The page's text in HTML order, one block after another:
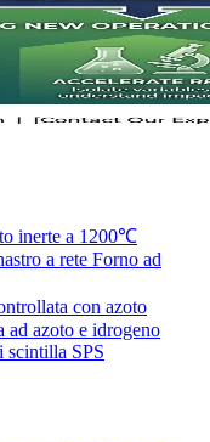
inerte a 1200℃
a rete Forno ad
con azoto
ad azoto e idrogeno
scintilla SPS